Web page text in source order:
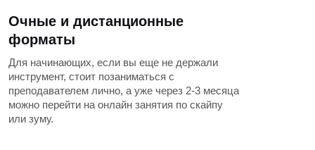
Очные и дистанционные
форматы
Для начинающих, если вы еще не держали
инструмент, стоит позаниматься с
преподавателем лично, а уже через 2-3 месяца
можно перейти на онлайн занятия по скайпу
или зуму.